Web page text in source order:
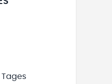
Tages